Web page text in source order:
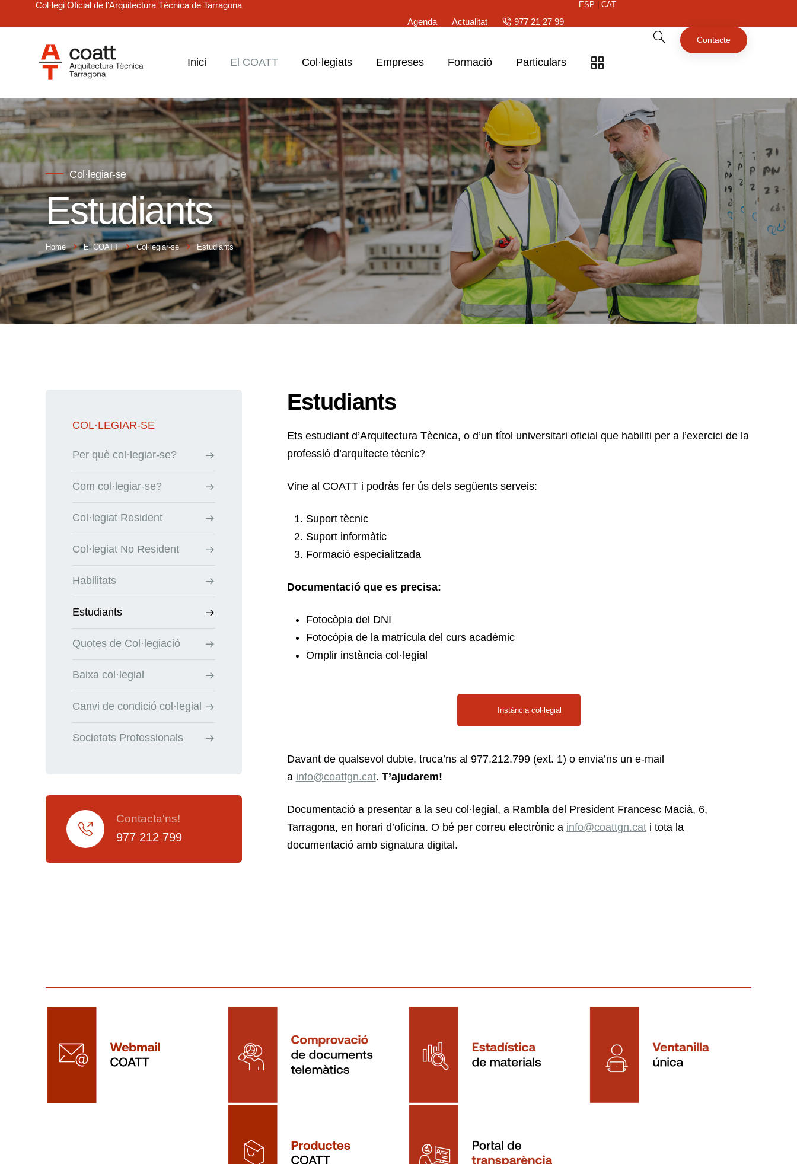
Col·legi Oficial de l’Arquitectura Tècnica de Tarragona
Agenda
Actualitat 977 21 27 99
ESP CAT
Inici El COATT Col·legiats Empreses Formació Particulars
Contacte
Col·legiar-se
Estudiants
Home El COATT Col·legiar-se Estudiants
COL·LEGIAR-SE
Per què col·legiar-se?
Com col·legiar-se?
Col·legiat Resident
Col·legiat No Resident
Habilitats
Estudiants
Quotes de Col·legiació
Baixa col·legial
Canvi de condició col·legial
Societats Professionals
Contacta'ns!
977 212 799
Estudiants
Ets estudiant d’Arquitectura Tècnica, o d’un títol universitari oficial que habiliti per a l’exercici de la
professió d’arquitecte tècnic?
Vine al COATT i podràs fer ús dels següents serveis:
Suport tècnic
Suport informàtic
Formació especialitzada
Documentació que es precisa:
Fotocòpia del DNI
Fotocòpia de la matrícula del curs acadèmic
Omplir instància col·legial
Instància col·legial
Davant de qualsevol dubte, truca’ns al 977.212.799 (ext. 1) o envia’ns un e-mail
a info@coattgn.cat. T’ajudarem!
Documentació a presentar a la seu col·legial, a Rambla del President Francesc Macià, 6,
Tarragona, en horari d’oficina. O bé per correu electrònic a info@coattgn.cati tota la
documentació amb signatura digital.